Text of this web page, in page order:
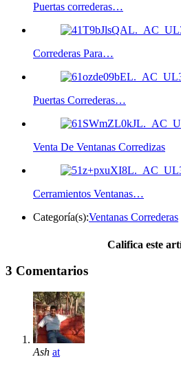
Puertas correderas…
Correderas Para…
Puertas Correderas…
Venta De Ventanas Corredizas
Cerramientos Ventanas…
Categoría(s):Ventanas Correderas
Califica este
3 Comentarios
Ash at